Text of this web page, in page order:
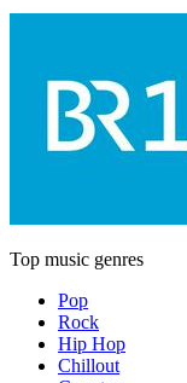
Top music genres
Pop
Rock
Hip Hop
Chillout